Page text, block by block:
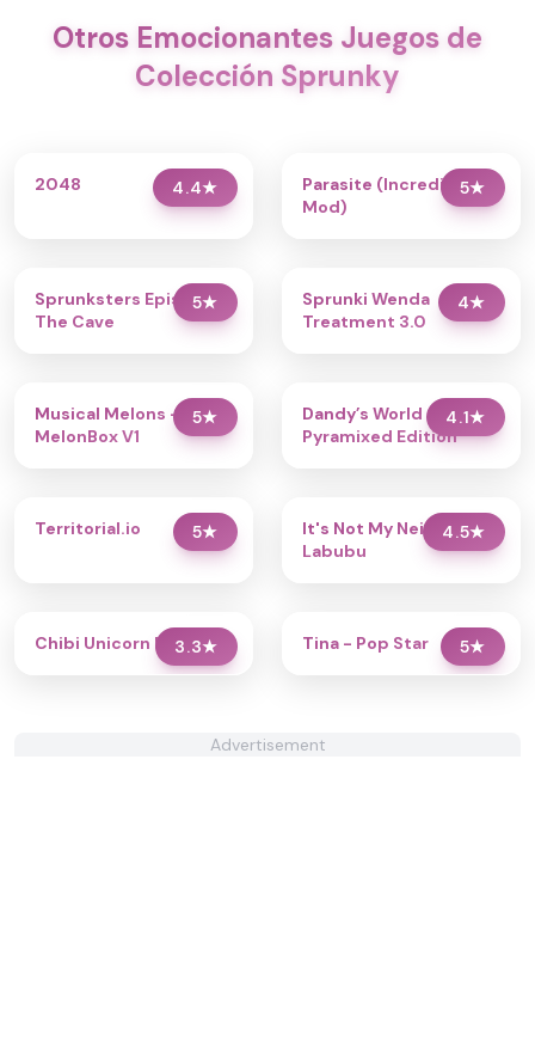
Otros Emocionantes Juegos de
Colección Sprunky
4.4★
2048 5★
Parasite (Incredibox
Mod)
5★
Sprunksters Episode 2:
The Cave
4★
Sprunki Wenda
Treatment 3.0
5★
Musical Melons –
MelonBox V1
4.1★
Dandy’s World
Pyramixed Edition
5★
Territorial.io 4.5★
It's Not My Neighbor:
Labubu
3.3★
Chibi Unicorn Dress Up 5★
Tina - Pop Star
Advertisement